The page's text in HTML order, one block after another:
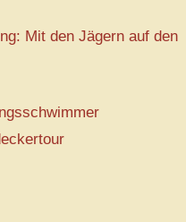
Mit den Jägern auf den